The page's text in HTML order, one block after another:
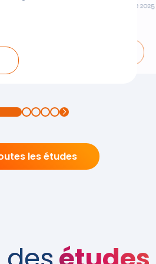
Décembre 2025
les études